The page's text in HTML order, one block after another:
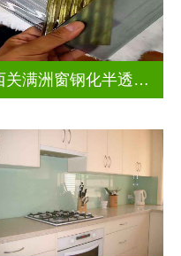
西关满洲窗钢化半透明压花玻璃